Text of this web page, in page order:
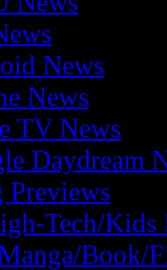
News
News
TV News
Daydream
Previews
Tech/Kids
Book/